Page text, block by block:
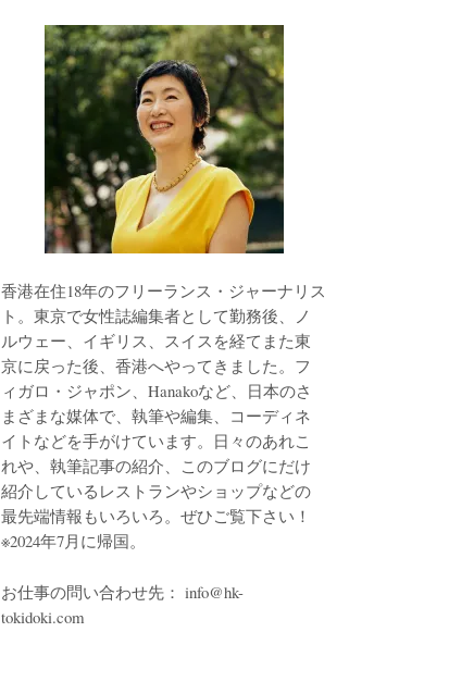
香港在住18年のフリーランス・ジャーナリス
ト。東京で女性誌編集者として勤務後、ノ
ルウェー、イギリス、スイスを経てまた東
京に戻った後、香港へやってきました。フ
ィガロ・ジャポン、Hanakoなど、日本のさ
まざまな媒体で、執筆や編集、コーディネ
イトなどを手がけています。日々のあれこ
れや、執筆記事の紹介、このブログにだけ
紹介しているレストランやショップなどの
最先端情報もいろいろ。ぜひご覧下さい！
※2024年7月に帰国。
お仕事の問い合わせ先： info@hk-
tokidoki.com